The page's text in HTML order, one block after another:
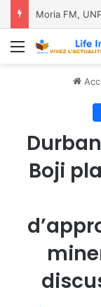
Menu
Boji